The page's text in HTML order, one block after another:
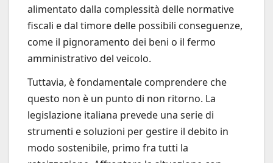
alimentato dalla complessità delle normative
fiscali e dal timore delle possibili conseguenze,
come il pignoramento dei beni o il fermo
amministrativo del veicolo.
Tuttavia, è fondamentale comprendere che
questo non è un punto di non ritorno. La
legislazione italiana prevede una serie di
strumenti e soluzioni per gestire il debito in
modo sostenibile, primo fra tutti la